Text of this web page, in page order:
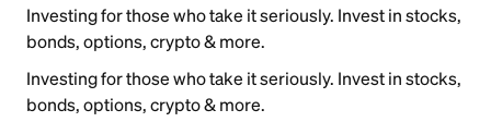
Investing for those who take it seriously. Invest in stocks,
bonds, options, crypto & more.
Investing for those who take it seriously. Invest in stocks,
bonds, options, crypto & more.